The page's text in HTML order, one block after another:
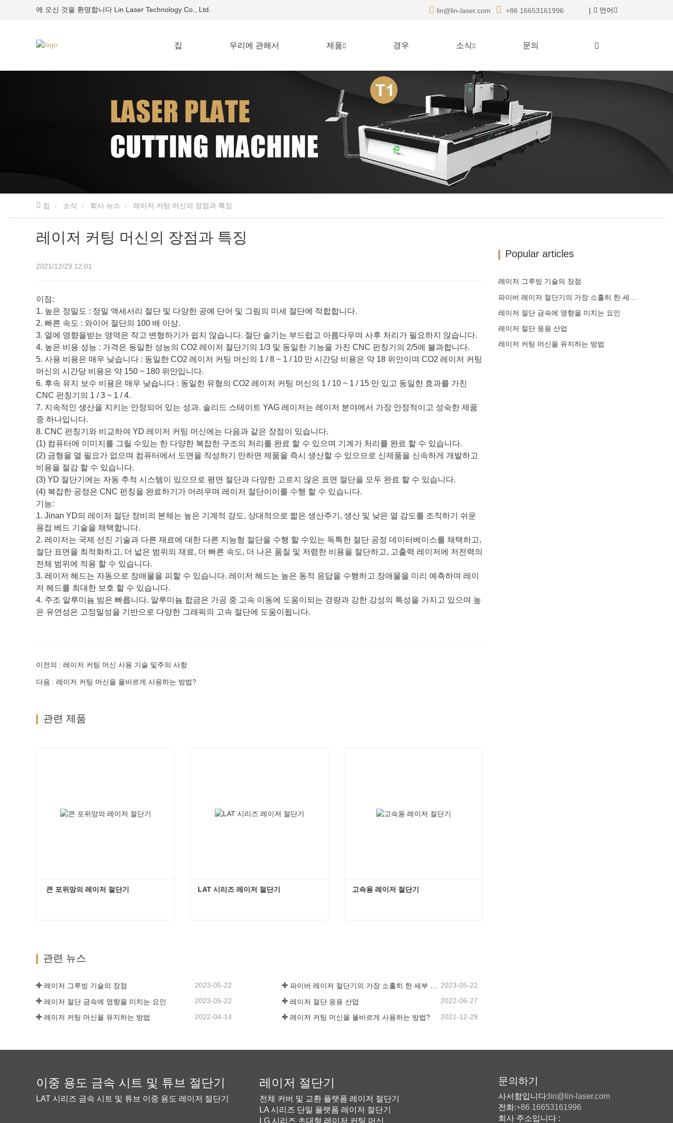
에 오신 것을 환영합니다 Lin Laser Technology Co., Ltd. lin@lin-laser.com +86 16653161996 | 언어
집 우리에 관해서 제품 경우 소식 문의
집 소식 회사 뉴스 레이저 커팅 머신의 장점과 특징
레이저 커팅 머신의 장점과 특징
2021/12/29 12:01
이점:
1. 높은 정밀도 : 정밀 액세서리 절단 및 다양한 공예 단어 및 그림의 미세 절단에 적합합니다.
2. 빠른 속도 : 와이어 절단의 100 배 이상.
3. 열에 영향을받는 영역은 작고 변형하기가 쉽지 않습니다. 절단 솔기는 부드럽고 아름다우며 사후 처리가 필요하지 않습니다.
4. 높은 비용 성능 : 가격은 동일한 성능의 CO2 레이저 절단기의 1/3 및 동일한 기능을 가진 CNC 펀칭기의 2/5에 불과합니다.
5. 사용 비용은 매우 낮습니다 : 동일한 CO2 레이저 커팅 머신의 1 / 8 ~ 1 / 10 만 시간당 비용은 약 18 위안이며 CO2 레이저 커팅
머신의 시간당 비용은 약 150 ~ 180 위안입니다.
6. 후속 유지 보수 비용은 매우 낮습니다 : 동일한 유형의 CO2 레이저 커팅 머신의 1 / 10 ~ 1 / 15 만 있고 동일한 효과를 가진
CNC 펀칭기의 1 / 3 ~ 1 / 4.
7. 지속적인 생산을 지키는 안정되어 있는 성과. 솔리드 스테이트 YAG 레이저는 레이저 분야에서 가장 안정적이고 성숙한 제품
중 하나입니다.
8. CNC 펀칭기와 비교하여 YD 레이저 커팅 머신에는 다음과 같은 장점이 있습니다.
(1) 컴퓨터에 이미지를 그릴 수있는 한 다양한 복잡한 구조의 처리를 완료 할 수 있으며 기계가 처리를 완료 할 수 있습니다.
(2) 금형을 열 필요가 없으며 컴퓨터에서 도면을 작성하기 만하면 제품을 즉시 생산할 수 있으므로 신제품을 신속하게 개발하고
비용을 절감 할 수 있습니다.
(3) YD 절단기에는 자동 추적 시스템이 있으므로 평면 절단과 다양한 고르지 않은 표면 절단을 모두 완료 할 수 있습니다.
(4) 복잡한 공정은 CNC 펀칭을 완료하기가 어려우며 레이저 절단이이를 수행 할 수 있습니다.
기능:
1. Jinan YD의 레이저 절단 장비의 본체는 높은 기계적 강도, 상대적으로 짧은 생산주기, 생산 및 낮은 열 감도를 조직하기 쉬운
용접 베드 기술을 채택합니다.
2. 레이저는 국제 선진 기술과 다른 재료에 대한 다른 지능형 절단을 수행 할 수있는 독특한 절단 공정 데이터베이스를 채택하고,
절단 표면을 최적화하고, 더 넓은 범위의 재료, 더 빠른 속도, 더 나은 품질 및 저렴한 비용을 절단하고, 고출력 레이저에 저전력의
전체 범위에 적용 할 수 있습니다.
3. 레이저 헤드는 자동으로 장애물을 피할 수 있습니다. 레이저 헤드는 높은 동적 응답을 수행하고 장애물을 미리 예측하며 레이
저 헤드를 최대한 보호 할 수 있습니다.
4. 주조 알루미늄 빔은 빠릅니다. 알루미늄 합금은 가공 중 고속 이동에 도움이되는 경량과 강한 강성의 특성을 가지고 있으며 높
은 유연성은 고정밀성을 기반으로 다양한 그래픽의 고속 절단에 도움이됩니다.
이전의 : 레이저 커팅 머신 사용 기술 및주의 사항
다음 : 레이저 커팅 머신을 올바르게 사용하는 방법?
관련 제품
큰 포위망의 레이저 절단기 LAT 시리즈 레이저 절단기 고속용 레이저 절단기
관련 뉴스
레이저 그루빙 기술의 장점 2023-05-22 파이버 레이저 절단기의 가장 소홀히 한 세부 사항 2023-05-22
레이저 절단 금속에 영향을 미치는 요인 2023-05-22 레이저 절단 응용 산업 2022-06-27
레이저 커팅 머신을 유지하는 방법 2022-04-14 레이저 커팅 머신을 올바르게 사용하는 방법? 2021-12-29
Popular articles
레이저 그루빙 기술의 장점
레이저 절단 금속에 영향을 미치는 요인
레이저 절단 응용 산업
레이저 커팅 머신을 유지하는 방법
이중 용도 금속 시트 및 튜브 절단기
LAT 시리즈 금속 시트 및 튜브 이중 용도 레이저 절단기
레이저 절단기
전체 커버 및 교환 플랫폼 레이저 절단기
LA 시리즈 단일 플랫폼 레이저 절단기
LG 시리즈 초대형 레이저 커팅 머신
문의하기
사서함입니다: lin@lin-laser.com
전화:+86 16653161996
회사 주소입니다 :